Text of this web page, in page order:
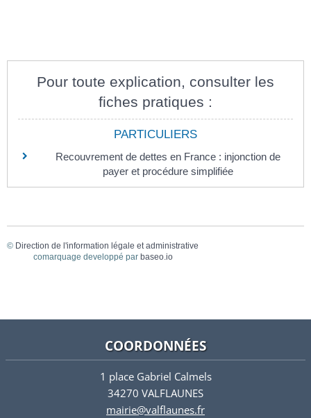
Pour toute explication, consulter les
fiches pratiques :
PARTICULIERS
Recouvrement de dettes en France : injonction de
payer et procédure simplifiée
© Direction de l'information légale et administrative
comarquage developpé par baseo.io
COORDONNÉES
1 place Gabriel Calmels
34270 VALFLAUNES
mairie@valflaunes.fr